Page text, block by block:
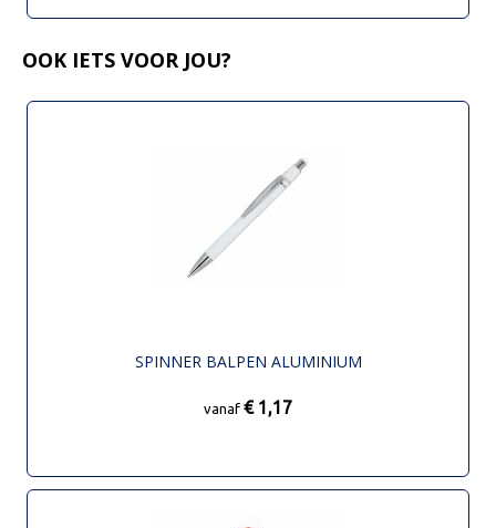
OOK IETS VOOR JOU?
SPINNER BALPEN ALUMINIUM
vanaf € 1,17